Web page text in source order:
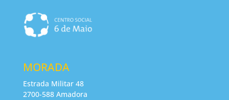
MORADA
Estrada Militar 48
2700-588 Amadora